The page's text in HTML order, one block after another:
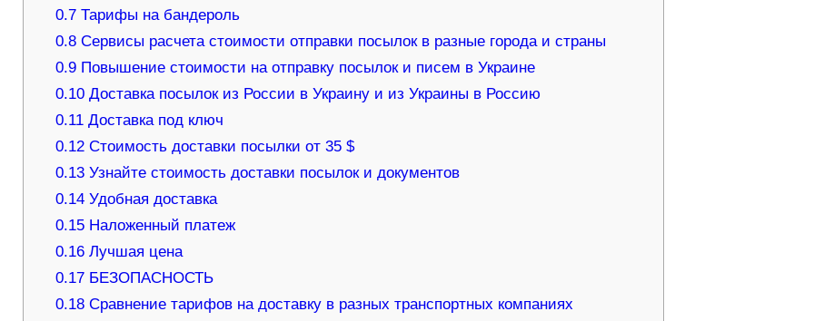
0.7 Тарифы на бандероль
0.8 Сервисы расчета стоимости отправки посылок в разные города и страны
0.9 Повышение стоимости на отправку посылок и писем в Украине
0.10 Доставка посылок из России в Украину и из Украины в Россию
0.11 Доставка под ключ
0.12 Стоимость доставки посылки от 35 $
0.13 Узнайте стоимость доставки посылок и документов
0.14 Удобная доставка
0.15 Наложенный платеж
0.16 Лучшая цена
0.17 БЕЗОПАСНОСТЬ
0.18 Сравнение тарифов на доставку в разных транспортных компаниях